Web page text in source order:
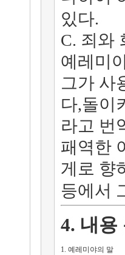
있다.
C. 죄와
예레미
그가 사
다,돌이
라고 번
패역한
게로 향
등에서
4. 내용
1. 예레미